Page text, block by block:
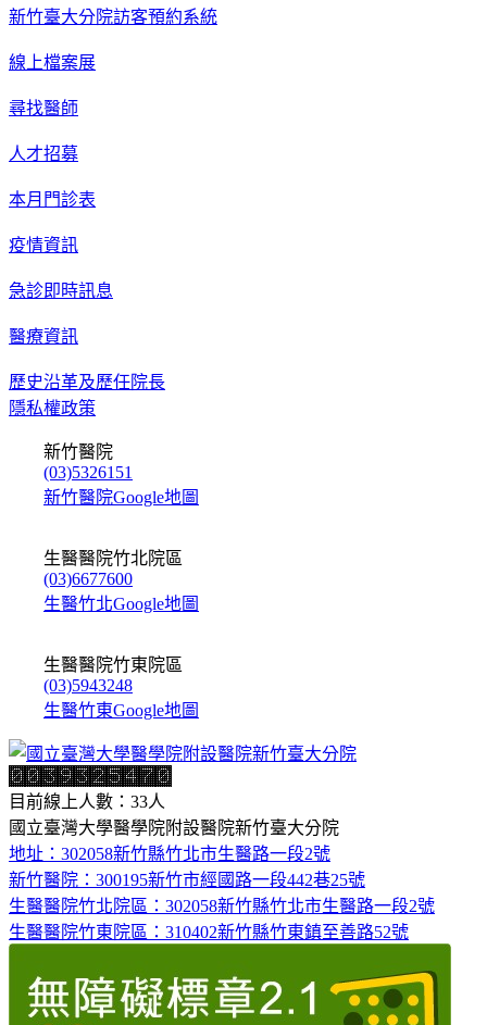
新竹臺大分院訪客預約系統
線上檔案展
尋找醫師
人才招募
本月門診表
疫情資訊
急診即時訊息
醫療資訊
歷史沿革及歷任院長
隱私權政策
新竹醫院
(03)5326151
新竹醫院Google地圖
生醫醫院竹北院區
(03)6677600
生醫竹北Google地圖
生醫醫院竹東院區
(03)5943248
生醫竹東Google地圖
目前線上人數：33人
國立臺灣大學醫學院附設醫院新竹臺大分院
地址：302058新竹縣竹北市生醫路一段2號
新竹醫院：300195新竹市經國路一段442巷25號
生醫醫院竹北院區：302058新竹縣竹北市生醫路一段2號
生醫醫院竹東院區：310402新竹縣竹東鎮至善路52號